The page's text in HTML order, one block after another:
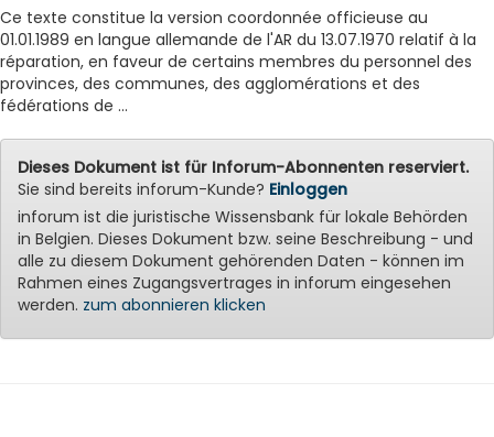
Ce texte constitue la version coordonnée officieuse au
01.01.1989 en langue allemande de l'AR du 13.07.1970 relatif à la
réparation, en faveur de certains membres du personnel des
provinces, des communes, des agglomérations et des
fédérations de ...
Dieses Dokument ist für Inforum-Abonnenten reserviert.
Sie sind bereits inforum-Kunde? Einloggen
inforum ist die juristische Wissensbank für lokale Behörden
in Belgien. Dieses Dokument bzw. seine Beschreibung - und
alle zu diesem Dokument gehörenden Daten - können im
Rahmen eines Zugangsvertrages in inforum eingesehen
werden. zum abonnieren klicken